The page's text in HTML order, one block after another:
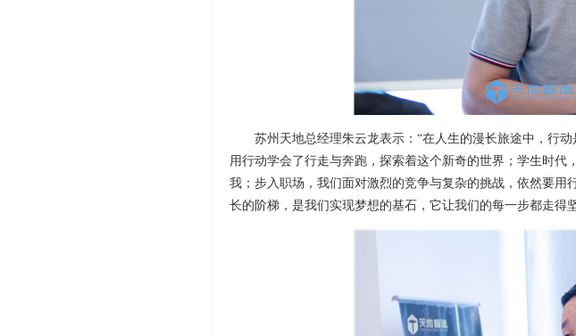
苏州天地总经理朱云龙表示：“在人生的漫长旅途中，行
用行动学会了行走与奔跑，探索着这个新奇的世界；学生时
我；步入职场，我们面对激烈的竞争与复杂的挑战，依然要
长的阶梯，是我们实现梦想的基石，它让我们的每一步都走得